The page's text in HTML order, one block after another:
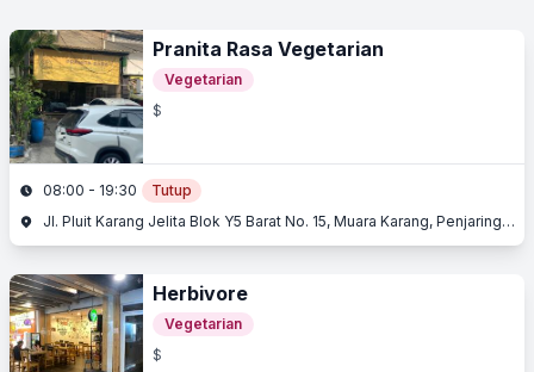
Pranita Rasa Vegetarian
Vegetarian
$
08:00 - 19:30
Tutup
Jl. Pluit Karang Jelita Blok Y5 Barat No. 15, Muara Karang, Penjaringan, Jakarta Utara, Jakarta
Herbivore
Vegetarian
$